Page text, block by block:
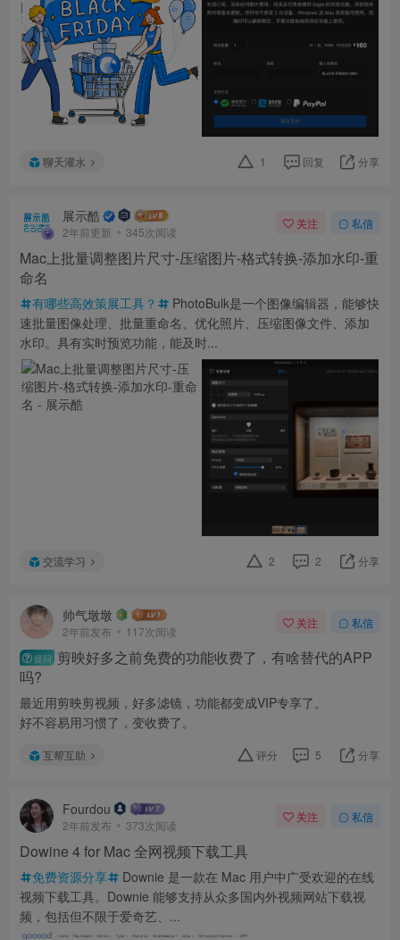
聊天灌水 1 回复 分享
展示酷
2年前更新 345次阅读
关注 私信
Mac上批量调整图片尺寸-压缩图片-格式转换-添加水印-重
命名
有哪些高效策展工具？
PhotoBulk是一个图像编辑器，能够快
速批量图像处理、批量重命名、优化照片、压缩图像文件、添加
水印。具有实时预览功能，能及时...
交流学习 2 2 分享
帅气墩墩
2年前发布 117次阅读
关注 私信
提问 剪映好多之前免费的功能收费了，有啥替代的APP
吗?
最近用剪映剪视频，好多滤镜，功能都变成VIP专享了。
好不容易用习惯了，变收费了。
互帮互助 评分 5 分享
Fourdou
2年前发布 373次阅读
关注 私信
Dowine 4 for Mac 全网视频下载工具
免费资源分享
Downie 是一款在 Mac 用户中广受欢迎的在线
视频下载工具。Downie 能够支持从众多国内外视频网站下载视
频，包括但不限于爱奇艺、...